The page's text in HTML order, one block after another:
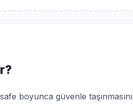
boyunca güvenle taşınmasını